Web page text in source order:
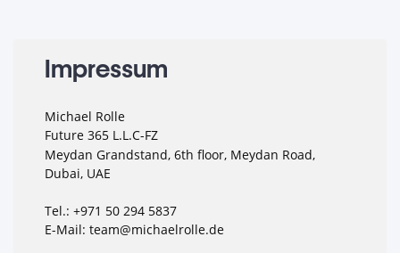
Impressum
Michael Rolle
Future 365 L.L.C-FZ
Meydan Grandstand, 6th floor, Meydan Road,
Dubai, UAE
Tel.: +971 50 294 5837
E-Mail: team@michaelrolle.de